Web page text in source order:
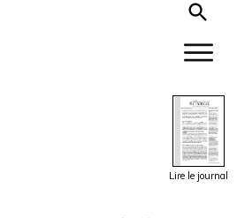
Lire le journal